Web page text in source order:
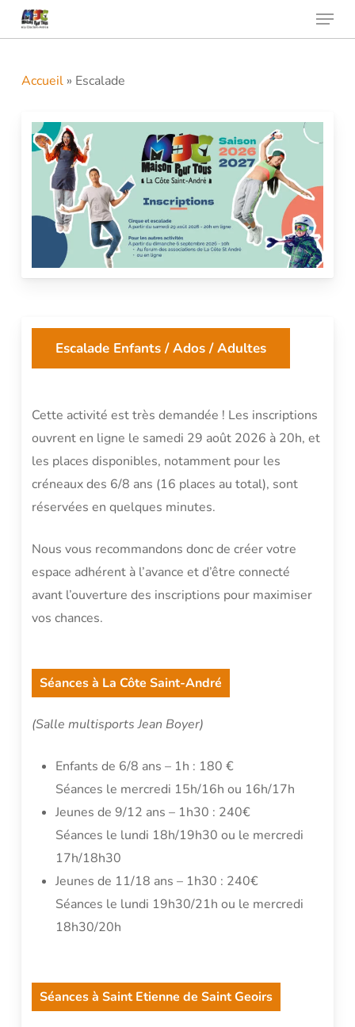
Skip
content
Menu
Accueil» Escalade
Escalade Enfants / Ados / Adultes
Cette activité est très demandée ! Les inscriptions
ouvrent en ligne le samedi 29 août 2026 à 20h, et
les places disponibles, notamment pour les
créneaux des 6/8 ans (16 places au total), sont
réservées en quelques minutes.
Nous vous recommandons donc de créer votre
espace adhérent à l’avance et d’être connecté
avant l’ouverture des inscriptions pour maximiser
vos chances.
Séances à La Côte Saint-André
(Salle multisports Jean Boyer)
Enfants de 6/8 ans – 1h : 180 €
Séances le mercredi 15h/16h ou 16h/17h
Jeunes de 9/12 ans – 1h30 : 240€
Séances le lundi 18h/19h30 ou le mercredi
17h/18h30
Jeunes de 11/18 ans – 1h30 : 240€
Séances le lundi 19h30/21h ou le mercredi
18h30/20h
Séances à Saint Etienne de Saint Geoirs